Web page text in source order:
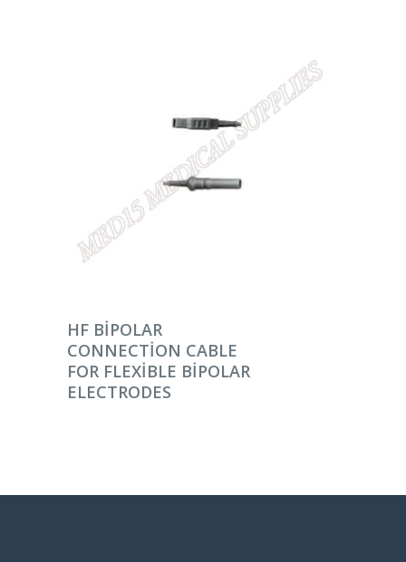
DEVAMINI OKU
HF BIPOLAR
CONNECTION CABLE
FOR FLEXIBLE BIPOLAR
ELECTRODES